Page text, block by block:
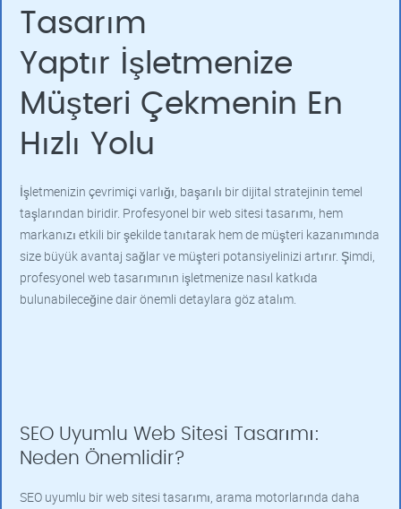
Tasarım
Yaptır İşletmenize
Müşteri Çekmenin En
Hızlı Yolu
İşletmenizin çevrimiçi varlığı, başarılı bir dijital stratejinin temel
taşlarından biridir. Profesyonel bir web sitesi tasarımı, hem
markanızı etkili bir şekilde tanıtarak hem de müşteri kazanımında
size büyük avantaj sağlar ve müşteri potansiyelinizi artırır. Şimdi,
profesyonel web tasarımının işletmenize nasıl katkıda
bulunabileceğine dair önemli detaylara göz atalım.
SEO Uyumlu Web Sitesi Tasarımı:
Neden Önemlidir?
SEO uyumlu bir web sitesi tasarımı, arama motorlarında daha